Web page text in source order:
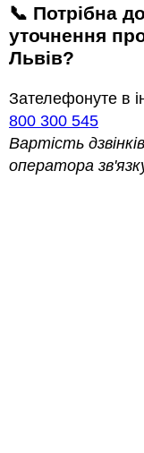
📞 Потрібна додаткова інформація або
уточнення
Львів?
Зателефонуте в
800 300 545
Вартість
оператора